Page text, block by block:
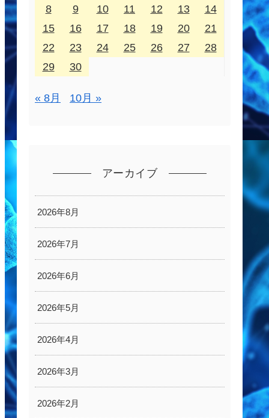
8
9 10 11 12 13
14
15
16 17 18 19 20
21
22
23 24 25 26 27
28
29
30
« 8月 10月 »
アーカイブ
2026年8月
2026年7月
2026年6月
2026年5月
2026年4月
2026年3月
2026年2月